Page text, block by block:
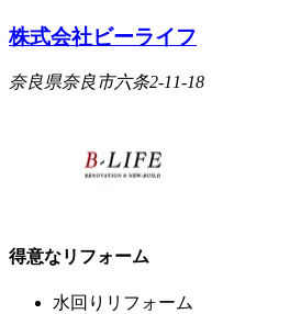
株式会社ビーライフ
奈良県奈良市六条2-11-18
得意なリフォーム
水回りリフォーム